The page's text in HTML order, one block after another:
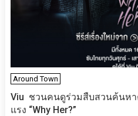
Around Town
Viu ชวนคนดูร่วมสืบสวนค้นหา
แรง “Why Her?”